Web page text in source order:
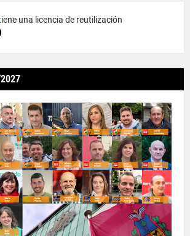
una licencia de reutilización